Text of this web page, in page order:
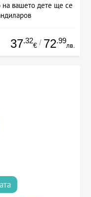
на вашето дете ще се
37.32
€ / 72.99
лв.